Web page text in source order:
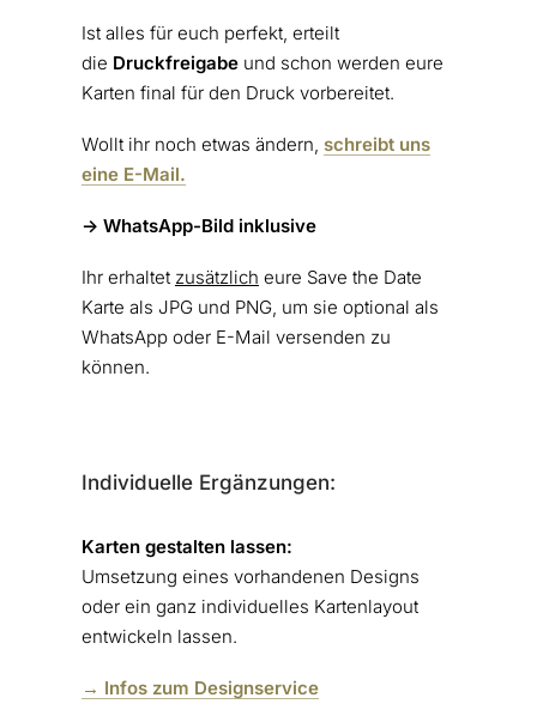
Ist alles für euch perfekt, erteilt
die Druckfreigabeund schon werden eure
Karten final für den Druck vorbereitet.
Wollt ihr noch etwas ändern, schreibt uns
eine E-Mail.
-> WhatsApp-Bild inklusive
Ihr erhaltet zusätzlich eure Save the Date
Karte als JPG und PNG, um sie optional als
WhatsApp oder E-Mail versenden zu
können.
Individuelle Ergänzungen:
Karten gestalten lassen:
Umsetzung eines vorhandenen Designs
oder ein ganz individuelles Kartenlayout
entwickeln lassen.
→ Infos zum Designservice